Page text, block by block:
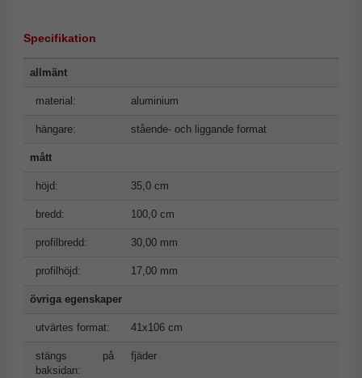
Specifikation
allmänt
material: aluminium
hängare: stående- och liggande format
mått
höjd: 35,0 cm
bredd: 100,0 cm
profilbredd: 30,00 mm
profilhöjd: 17,00 mm
övriga egenskaper
utvärtes format: 41x106 cm
stängs på
baksidan:
fjäder